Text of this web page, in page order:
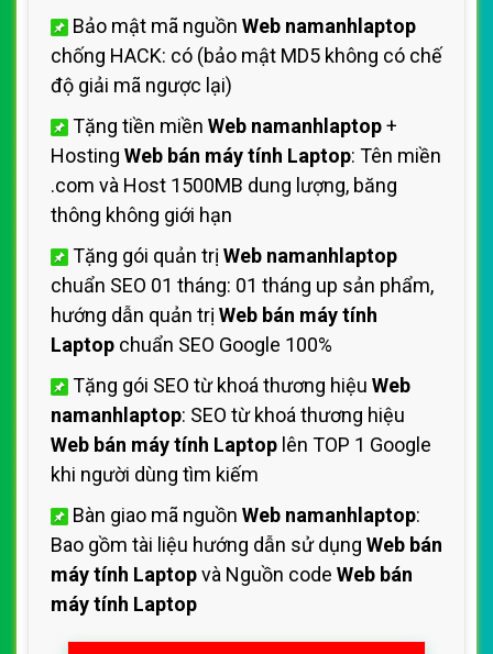
Bảo mật mã nguồn Web namanhlaptop
chống HACK: có (bảo mật MD5 không có chế
độ giải mã ngược lại)
Tặng tiền miền Web namanhlaptop+
Hosting Web bán máy tính Laptop: Tên miền
.com và Host 1500MB dung lượng, băng
thông không giới hạn
Tặng gói quản trị Web namanhlaptop
chuẩn SEO 01 tháng: 01 tháng up sản phẩm,
hướng dẫn quản trị Web bán máy tính
Laptop chuẩn SEO Google 100%
Tặng gói SEO từ khoá thương hiệu Web
namanhlaptop: SEO từ khoá thương hiệu
Web bán máy tính Laptop lên TOP 1 Google
khi người dùng tìm kiếm
Bàn giao mã nguồn Web namanhlaptop:
Bao gồm tài liệu hướng dẫn sử dụng Web bán
máy tính Laptopvà Nguồn code Web bán
máy tính Laptop